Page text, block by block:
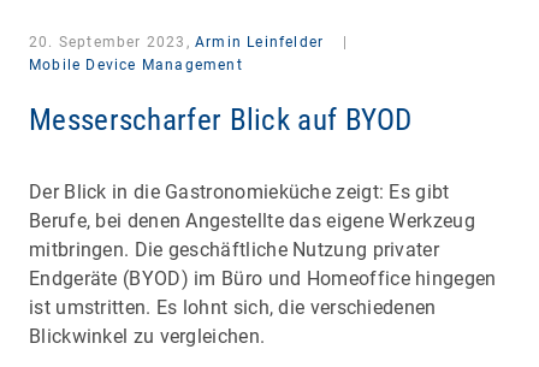
20. September 2023, Armin Leinfelder
Mobile Device Management
Messerscharfer Blick auf BYOD
Der Blick in die Gastronomieküche zeigt: Es gibt
Berufe, bei denen Angestellte das eigene Werkzeug
mitbringen. Die geschäftliche Nutzung privater
Endgeräte (BYOD) im Büro und Homeoffice hingegen
ist umstritten. Es lohnt sich, die verschiedenen
Blickwinkel zu vergleichen.